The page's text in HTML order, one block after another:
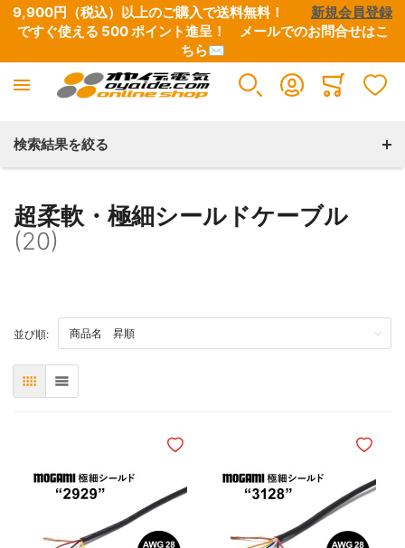
9,900円（税込）以上のご購入で送料無料！ 新規会員登録
ですぐ使える 500 ポイント進呈！ メールでのお問合せはこ
ちら✉
耐屈曲・ロボットケーブル
すべての商品
丸形ロボットケーブル
カールコード型ロボットケーブル
検索結果を絞る
超柔軟・極細シールドケーブル
(20)
並び順:TOP
表 リスト
ほしいものリストに追加 ほしい